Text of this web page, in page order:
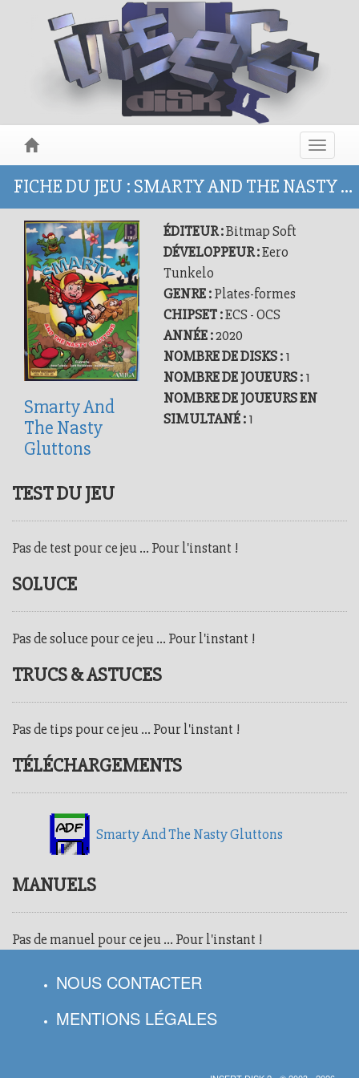
Toggle
FICHE DU JEU : SMARTY AND THE NASTY GLUTTONS
Smarty And
The Nasty
Gluttons
ÉDITEUR :Bitmap Soft
DÉVELOPPEUR :Eero
Tunkelo
GENRE :Plates-formes
CHIPSET :ECS - OCS
ANNÉE :2020
NOMBRE DE DISKS :1
NOMBRE DE JOUEURS :1
NOMBRE DE JOUEURS EN
SIMULTANÉ :1
TEST DU JEU
Pas de test pour ce jeu ... Pour l'instant !
SOLUCE
Pas de soluce pour ce jeu ... Pour l'instant !
TRUCS & ASTUCES
Pas de tips pour ce jeu ... Pour l'instant !
TÉLÉCHARGEMENTS
Smarty And The Nasty Gluttons
MANUELS
Pas de manuel pour ce jeu ... Pour l'instant !
NOUS CONTACTER
MENTIONS LÉGALES